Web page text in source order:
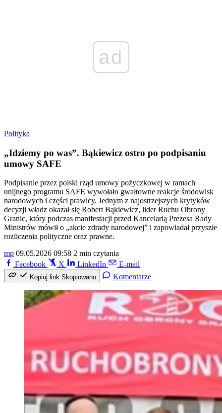
ad
Polityka
„Idziemy po was”. Bąkiewicz ostro po podpisaniu
umowy SAFE
Podpisanie przez polski rząd umowy pożyczkowej w ramach
unijnego programu SAFE wywołało gwałtowne reakcje środowisk
narodowych i części prawicy. Jednym z najostrzejszych krytyków
decyzji władz okazał się Robert Bąkiewicz, lider Ruchu Obrony
Granic, który podczas manifestacji przed Kancelarią Prezesa Rady
Ministrów mówił o „akcie zdrady narodowej” i zapowiadał przyszłe
rozliczenia polityczne oraz prawne.
mp 09.05.2026 09:58 2 min czytania
Facebook
X LinkedIn E-mail
Kopiuj link Skopiowano Komentarze